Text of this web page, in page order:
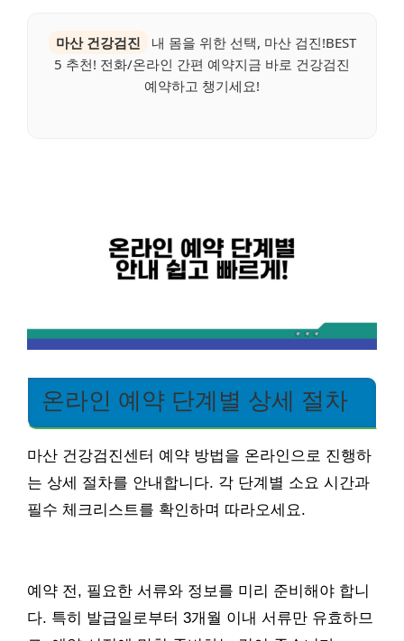
마산 건강검진
내 몸을 위한 선택, 마산 검진!BEST
5 추천! 전화/온라인 간편 예약지금 바로 건강검진
예약하고 챙기세요!
온라인 예약 단계별 상세 절차
마산 건강검진센터 예약 방법을 온라인으로 진행하
는 상세 절차를 안내합니다. 각 단계별 소요 시간과
필수 체크리스트를 확인하며 따라오세요.
예약 전, 필요한 서류와 정보를 미리 준비해야 합니
다. 특히 발급일로부터 3개월 이내 서류만 유효하므